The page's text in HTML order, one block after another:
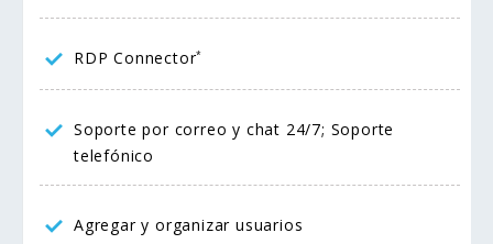
RDP Connector*
Soporte por correo y chat 24/7; Soporte
telefónico
Agregar y organizar usuarios